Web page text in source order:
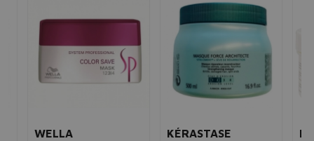
WELLA
KÉRASTASE